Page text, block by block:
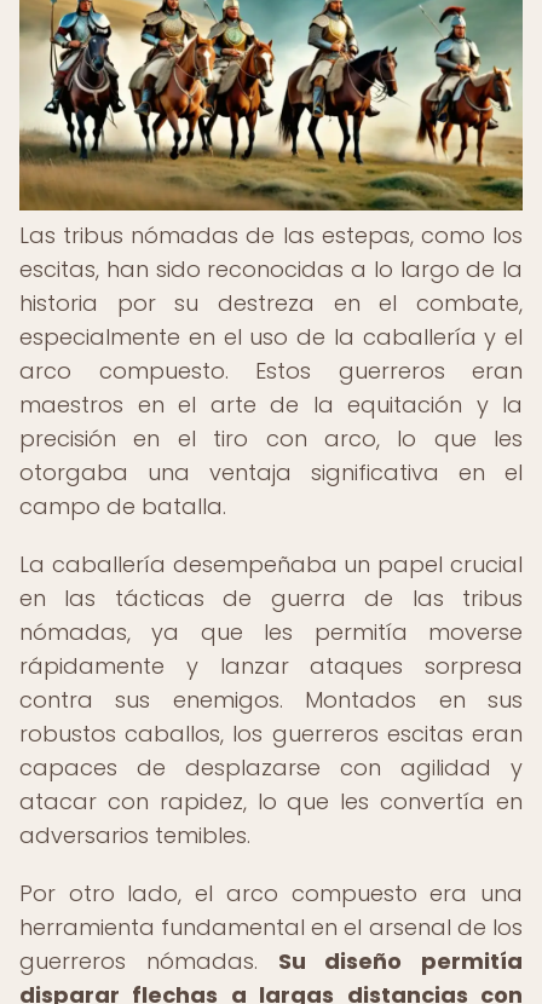
Las tribus nómadas de las estepas, como los
escitas, han sido reconocidas a lo largo de la
historia por su destreza en el combate,
especialmente en el uso de la caballería y el
arco compuesto. Estos guerreros eran
maestros en el arte de la equitación y la
precisión en el tiro con arco, lo que les
otorgaba una ventaja significativa en el
campo de batalla.
La caballería desempeñaba un papel crucial
en las tácticas de guerra de las tribus
nómadas, ya que les permitía moverse
rápidamente y lanzar ataques sorpresa
contra sus enemigos. Montados en sus
robustos caballos, los guerreros escitas eran
capaces de desplazarse con agilidad y
atacar con rapidez, lo que les convertía en
adversarios temibles.
Por otro lado, el arco compuesto era una
herramienta fundamental en el arsenal de los
guerreros nómadas. Su diseño permitía
disparar flechas a largas distancias con